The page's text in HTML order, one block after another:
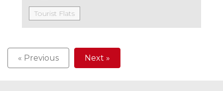
Tourist Flats
« Previous Next »